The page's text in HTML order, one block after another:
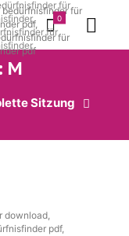
0
M
Sitzung